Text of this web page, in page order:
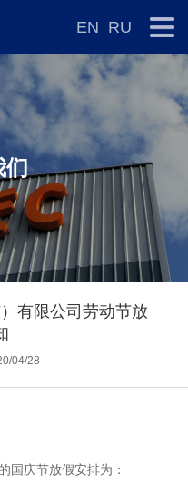
EN RU
们
有限公司劳动节放
04/28
国庆节放假安排为：